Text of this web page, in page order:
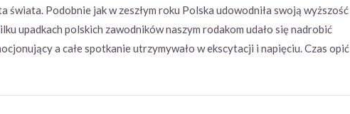
Podobnie jak w zeszłym roku Polska udowodniła swoją wyższość
upadkach polskich zawodników naszym rodakom udało się nadrobić
a całe spotkanie utrzymywało w ekscytacji i napięciu. Czas opić